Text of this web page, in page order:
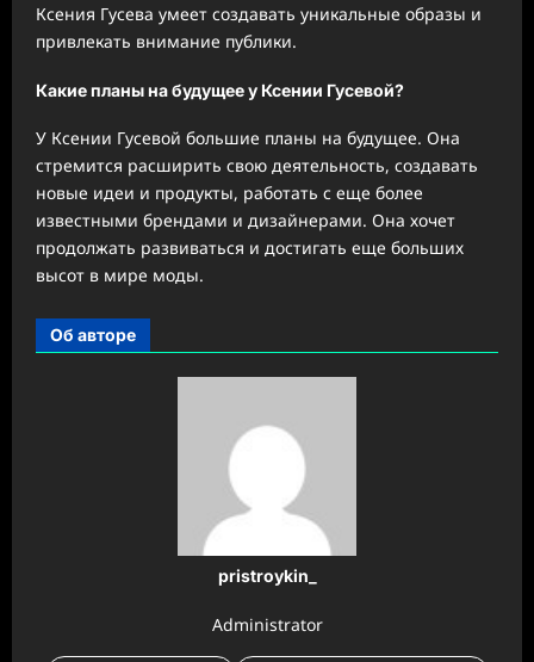
Ксения Гусева умеет создавать уникальные образы и
привлекать внимание публики.
Какие планы на будущее у Ксении Гусевой?
У Ксении Гусевой большие планы на будущее. Она
стремится расширить свою деятельность, создавать
новые идеи и продукты, работать с еще более
известными брендами и дизайнерами. Она хочет
продолжать развиваться и достигать еще больших
высот в мире моды.
Об авторе
pristroykin_
Administrator